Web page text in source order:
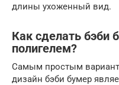
длины ухоженный вид.
Как сделать бэби
полигелем?
Самым простым
дизайн бэби бумер